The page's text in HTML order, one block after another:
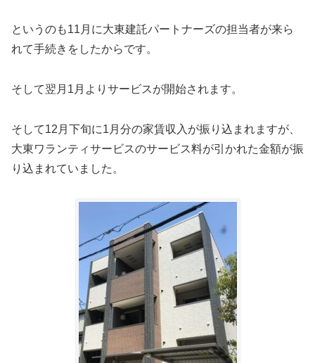
というのも11月に大東建託パートナーズの担当者が来ら
れて手続きをしたからです。
そして翌月 1月よりサービスが開始されます。
そして12月下旬に1月分の家賃収入が振り込まれますが、
大東ワランティサービスのサービス料が引かれた金額が振
り込まれていました。